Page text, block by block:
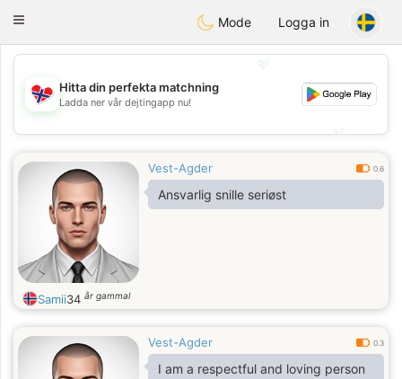
EkteNordmenn
Toggle
Mode Logga in
💖
💕
Hitta din perfekta matchning
Ladda ner vår dejtingapp nu!
Vest-Agder 0.6
Ansvarlig snille seriøst
Samii34 år gammal
Vest-Agder 0.3
I am a respectful and loving person